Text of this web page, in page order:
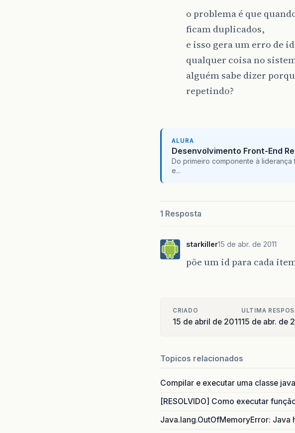
o problema é que
ficam duplicados,
e isso gera um erro de
qualquer coisa no
alguém sabe dizer
repetindo?
ALURA
Desenvolvimento Front-End
Do primeiro componente à liderança
e...
1 Resposta
starkiller15 de abr. de 2011
põe um id para cada
CRIADO
15 de abril de 2011
ULTIMA
15 de abr. de
Topicos relacionados
Compilar e executar uma classe
[RESOLVIDO] Como executar
Java.lang.OutOfMemoryError: Java